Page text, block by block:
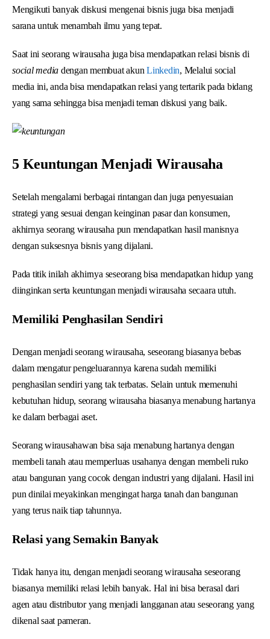
Mengikuti banyak diskusi mengenai bisnis juga bisa menjadi
sarana untuk menambah ilmu yang tepat.
Saat ini seorang wirausaha juga bisa mendapatkan relasi bisnis di
social media dengan membuat akunLinkedin, Melalui social
media ini, anda bisa mendapatkan relasi yang tertarik pada bidang
yang sama sehingga bisa menjadi teman diskusi yang baik.
5 Keuntungan Menjadi Wirausaha
Setelah mengalami berbagai rintangan dan juga penyesuaian
strategi yang sesuai dengan keinginan pasar dan konsumen,
akhirnya seorang wirausaha pun mendapatkan hasil manisnya
dengan suksesnya bisnis yang dijalani.
Pada titik inilah akhirnya seseorang bisa mendapatkan hidup yang
diinginkan serta keuntungan menjadi wirausaha secaara utuh.
Memiliki Penghasilan Sendiri
Dengan menjadi seorang wirausaha, seseorang biasanya bebas
dalam mengatur pengeluarannya karena sudah memiliki
penghasilan sendiri yang tak terbatas. Selain untuk memenuhi
kebutuhan hidup, seorang wirausaha biasanya menabung hartanya
ke dalam berbagai aset.
Seorang wirausahawan bisa saja menabung hartanya dengan
membeli tanah atau memperluas usahanya dengan membeli ruko
atau bangunan yang cocok dengan industri yang dijalani. Hasil ini
pun dinilai meyakinkan mengingat harga tanah dan bangunan
yang terus naik tiap tahunnya.
Relasi yang Semakin Banyak
Tidak hanya itu, dengan menjadi seorang wirausaha seseorang
biasanya memiliki relasi lebih banyak. Hal ini bisa berasal dari
agen atau distributor yang menjadi langganan atau seseorang yang
dikenal saat pameran.